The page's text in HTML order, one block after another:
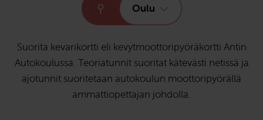
Oulu
Suorita kevarikortti eli kevytmoottoripyöräkortti Antin
Autokoulussa. Teoriatunnit suoritat kätevästi netissä ja
ajotunnit suoritetaan autokoulun moottoripyörällä
ammattiopettajan johdolla.